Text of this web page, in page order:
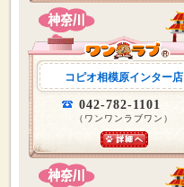
コピオ相模原インター店
042-782-1101
（ワンワンラブワン）